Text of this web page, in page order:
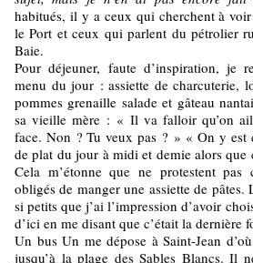
habitués, il y a ceux qui cherchent à
le Port et ceux qui parlent du pétrolier
Baie.
Pour déjeuner, faute d’inspiration, je
menu du jour : assiette de charcuterie,
pommes grenaille salade et gâteau
sa vieille mère : « Il va falloir qu’on
face. Non ? Tu veux pas ? » « On y est
de plat du jour à midi et demie alors que
Cela m’étonne que ne protestent
obligés de manger une assiette de pâtes.
si petits que j’ai l’impression d’avoir
d’ici en me disant que c’était la dernière
Un bus Un me dépose à Saint-Jean
jusqu’à la plage des Sables Blancs. Il